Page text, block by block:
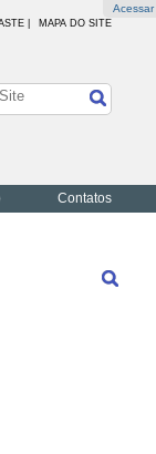
Acessar
| MAPA DO SITE
Contatos